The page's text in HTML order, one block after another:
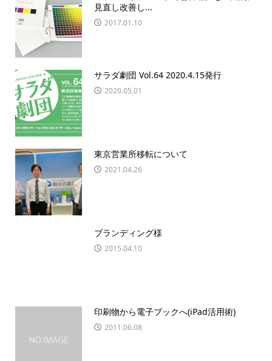
見直し改善し...
2017.01.10
サラダ劇団 Vol.64 2020.4.15発行
2020.05.01
東京営業所移転について
2021.04.26
ブランディング様
2015.04.10
印刷物から電子ブックへ(iPad活用術)
2011.06.08